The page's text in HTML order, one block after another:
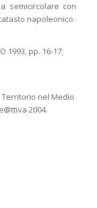
semicircolare con
napoleonico.
1993, pp. 16-17;
Territorio nel Medio
2004.